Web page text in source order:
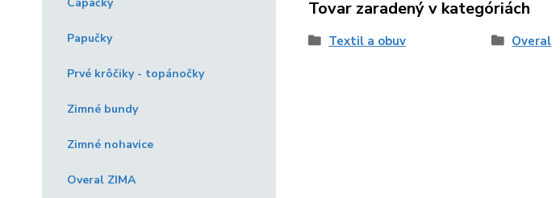
Papučky
Prvé krôčiky - topánočky
Zimné bundy
Zimné nohavice
Overal ZIMA
Tovar zaradený v kategóriách
Textil a obuv Overal